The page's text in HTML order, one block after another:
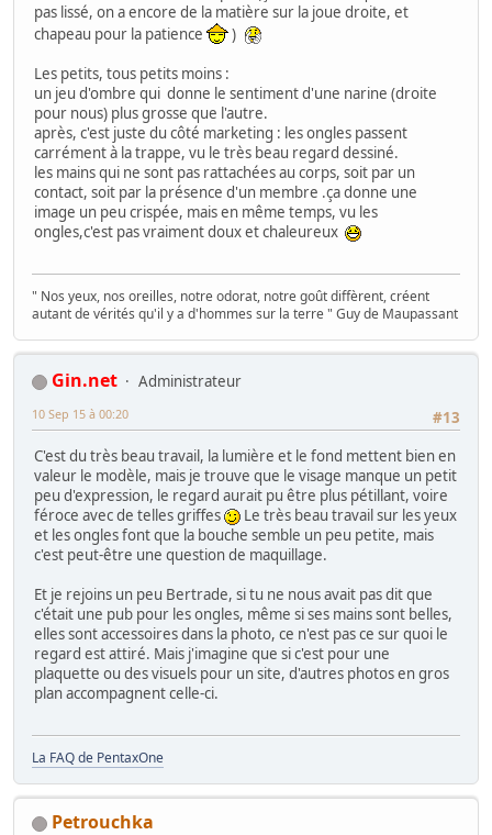
pas lissé, on a encore de la matière sur la joue droite, et
chapeau pour la patience
)
Les petits, tous petits moins :
un jeu d'ombre qui donne le sentiment d'une narine (droite
pour nous) plus grosse que l'autre.
après, c'est juste du côté marketing : les ongles passent
carrément à la trappe, vu le très beau regard dessiné.
les mains qui ne sont pas rattachées au corps, soit par un
contact, soit par la présence d'un membre .ça donne une
image un peu crispée, mais en même temps, vu les
ongles,c'est pas vraiment doux et chaleureux
" Nos yeux, nos oreilles, notre odorat, notre goût diffèrent, créent
autant de vérités qu'il y a d'hommes sur la terre " Guy de Maupassant
Gin.net
Administrateur
#13
10 Sep 15 à 00:20
C'est du très beau travail, la lumière et le fond mettent bien en
valeur le modèle, mais je trouve que le visage manque un petit
peu d'expression, le regard aurait pu être plus pétillant, voire
féroce avec de telles griffes
Le très beau travail sur les yeux
et les ongles font que la bouche semble un peu petite, mais
c'est peut-être une question de maquillage.
Et je rejoins un peu Bertrade, si tu ne nous avait pas dit que
c'était une pub pour les ongles, même si ses mains sont belles,
elles sont accessoires dans la photo, ce n'est pas ce sur quoi le
regard est attiré. Mais j'imagine que si c'est pour une
plaquette ou des visuels pour un site, d'autres photos en gros
plan accompagnent celle-ci.
La FAQ de PentaxOne
Petrouchka